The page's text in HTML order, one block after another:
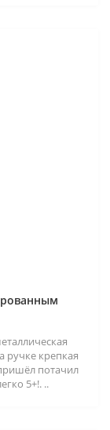
ручке крепкая
потачил
5+!. ..